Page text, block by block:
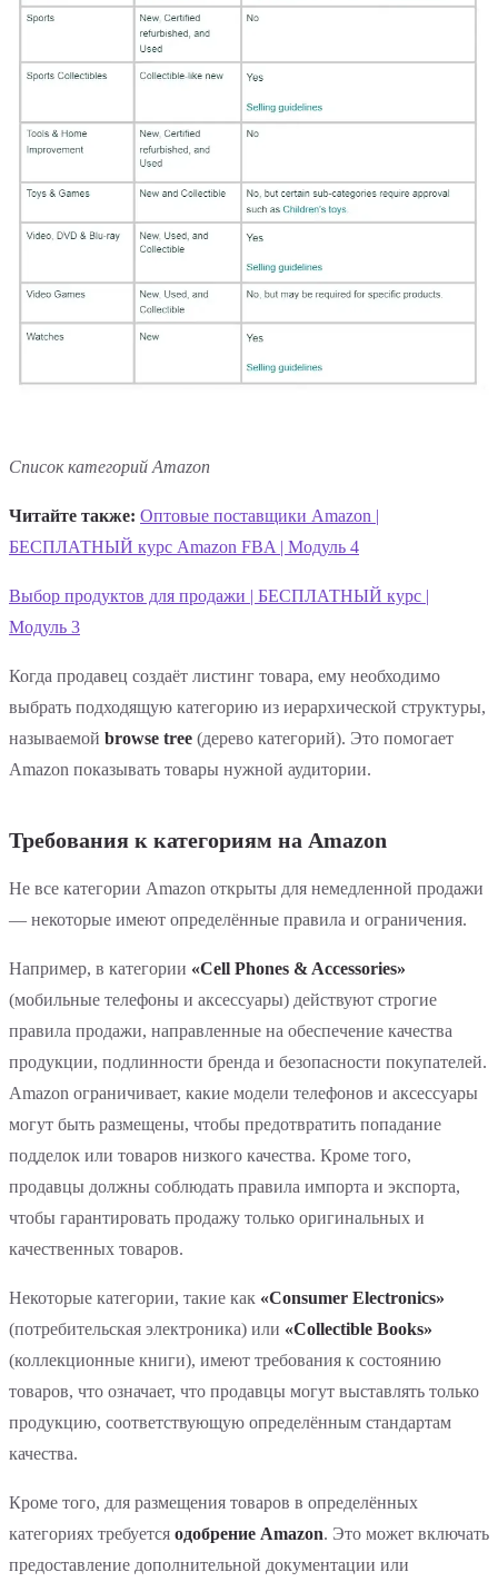
Список категорий Amazon
Читайте также: Оптовые поставщики Amazon |
БЕСПЛАТНЫЙ курс Amazon FBA | Модуль 4
Выбор продуктов для продажи | БЕСПЛАТНЫЙ курс |
Модуль 3
Когда продавец создаёт листинг товара, ему необходимо
выбрать подходящую категорию из иерархической структуры,
называемой browse tree (дерево категорий). Это помогает
Amazon показывать товары нужной аудитории.
Требования к категориям на Amazon
Не все категории Amazon открыты для немедленной продажи
— некоторые имеют определённые правила и ограничения.
Например, в категории «Cell Phones & Accessories»
(мобильные телефоны и аксессуары) действуют строгие
правила продажи, направленные на обеспечение качества
продукции, подлинности бренда и безопасности покупателей.
Amazon ограничивает, какие модели телефонов и аксессуары
могут быть размещены, чтобы предотвратить попадание
подделок или товаров низкого качества. Кроме того,
продавцы должны соблюдать правила импорта и экспорта,
чтобы гарантировать продажу только оригинальных и
качественных товаров.
Некоторые категории, такие как «Consumer Electronics»
(потребительская электроника) или «Collectible Books»
(коллекционные книги), имеют требования к состоянию
товаров, что означает, что продавцы могут выставлять только
продукцию, соответствующую определённым стандартам
качества.
Кроме того, для размещения товаров в определённых
категориях требуется одобрение Amazon. Это может включать
предоставление дополнительной документации или